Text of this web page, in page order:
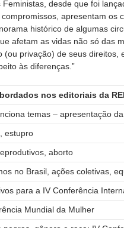
Feministas, desde que foi
apresentam os
histórico de algumas
afetam as vidas não só das
(ou privação) de seus direitos,
às diferenças.”
nos editoriais da
temas – apresentação
estupro
aborto
no Brasil, ações coletivas,
para a IV Conferência
Mundial da Mulher